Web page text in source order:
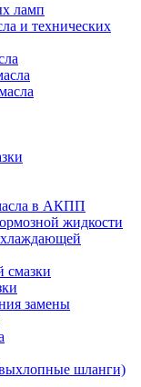
ламп
и технических
в АКПП
жидкости
смазки
замены
шланги)